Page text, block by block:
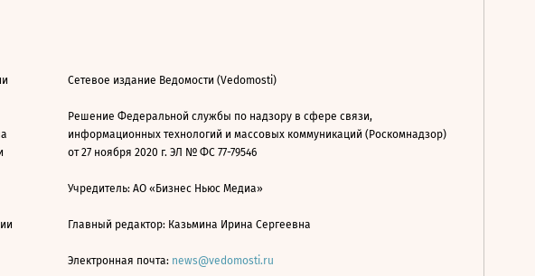
Сетевое издание Ведомости (Vedomosti)
Решение Федеральной службы по надзору в сфере связи,
информационных технологий и массовых коммуникаций (Роскомнадзор)
от 27 ноября 2020 г. ЭЛ № ФС 77-79546
Учредитель: АО «Бизнес Ньюс Медиа»
Главный редактор: Казьмина Ирина Сергеевна
Электронная почта: news@vedomosti.ru